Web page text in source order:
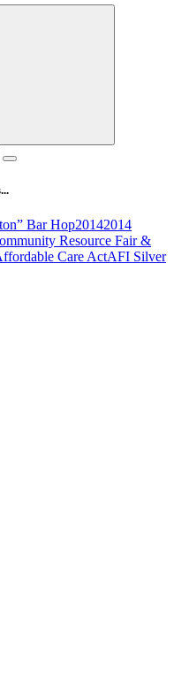
Bar Hop20142014
Resource Fair &
Care ActAFI Silver